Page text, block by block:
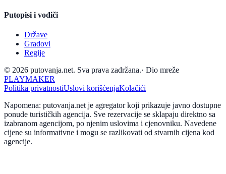
Putopisi i vodiči
Države
Gradovi
Regije
© 2026 putovanja.net. Sva prava zadržana.· Dio mreže
PLAYMAKER
Politika privatnostiUslovi korišćenjaKolačići
Napomena: putovanja.net je agregator koji prikazuje javno dostupne
ponude turističkih agencija. Sve rezervacije se sklapaju direktno sa
izabranom agencijom, po njenim uslovima i cjenovniku. Navedene
cijene su informativne i mogu se razlikovati od stvarnih cijena kod
agencije.